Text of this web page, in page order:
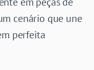
cenário que une
perfeita